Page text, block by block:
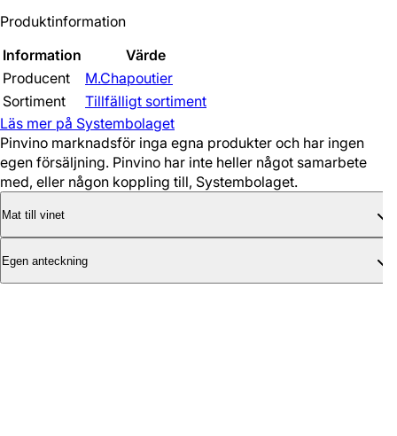
Produktinformation
Information
Värde
Producent
M.Chapoutier
Sortiment
Tillfälligt sortiment
Läs mer på Systembolaget
Pinvino marknadsför inga egna produkter och har ingen
egen försäljning. Pinvino har inte heller något samarbete
med, eller någon koppling till, Systembolaget.
Mat till vinet
Egen anteckning